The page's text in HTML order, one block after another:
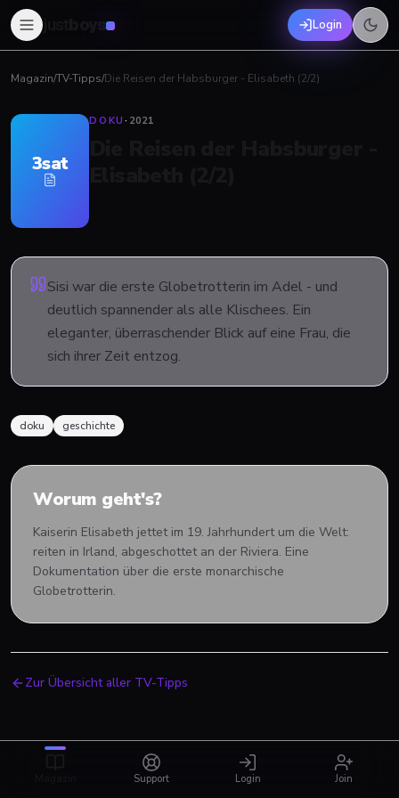
boys Login
Magazin/TV-Tipps/Die Reisen der Habsburger - Elisabeth (2/2)
3sat
DOKU· 2021
Sisi war die erste Globetrotterin im Adel - und
deutlich spannender als alle Klischees. Ein
eleganter, überraschender Blick auf eine Frau, die
sich ihrer Zeit entzog.
doku geschichte
Worum geht's?
Kaiserin Elisabeth jettet im 19. Jahrhundert um die Welt:
reiten in Irland, abgeschottet an der Riviera. Eine
Dokumentation über die erste monarchische
Globetrotterin.
Zur Übersicht aller TV-Tipps
Support Login Join